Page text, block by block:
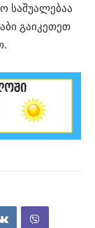
საშუალებაა
გაიკეთეთ